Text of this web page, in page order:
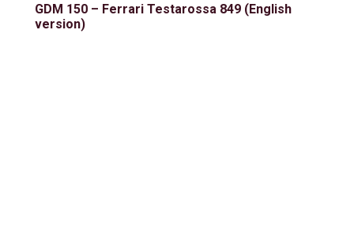
GDM 150 – Ferrari Testarossa 849 (English
version)